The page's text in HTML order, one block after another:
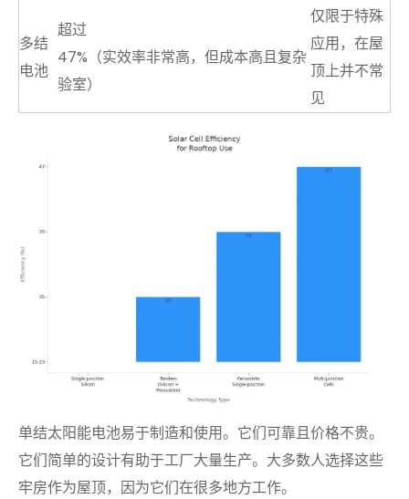
多结
电池
超过
47%（实
验室）
效率非常高，但成本高且复杂
仅限于特殊
应用，在屋
顶上并不常
见
单结太阳能电池易于制造和使用。它们可靠且价格不贵。
它们简单的设计有助于工厂大量生产。大多数人选择这些
牢房作为屋顶，因为它们在很多地方工作。